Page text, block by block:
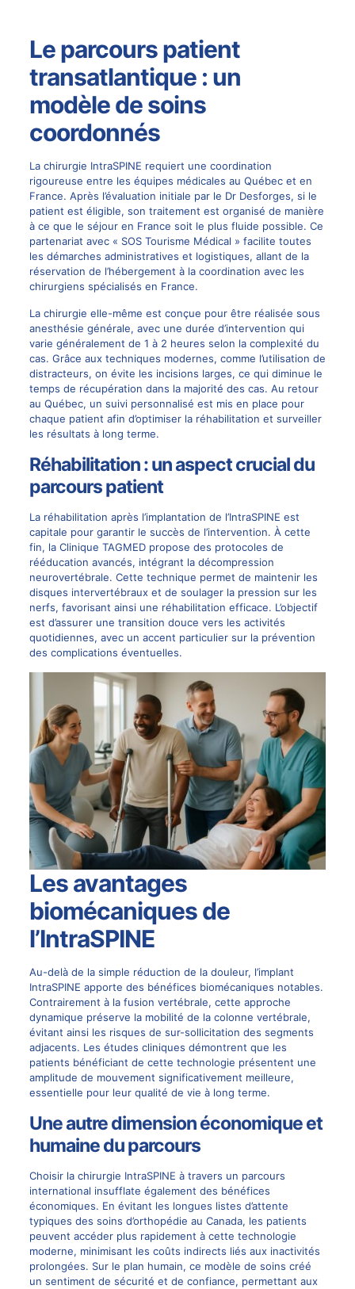
Le parcours patient
transatlantique : un
modèle de soins
coordonnés
La chirurgie IntraSPINE requiert une coordination
rigoureuse entre les équipes médicales au Québec et en
France. Après l’évaluation initiale par le Dr Desforges, si le
patient est éligible, son traitement est organisé de manière
à ce que le séjour en France soit le plus fluide possible. Ce
partenariat avec « SOS Tourisme Médical » facilite toutes
les démarches administratives et logistiques, allant de la
réservation de l’hébergement à la coordination avec les
chirurgiens spécialisés en France.
La chirurgie elle-même est conçue pour être réalisée sous
anesthésie générale, avec une durée d’intervention qui
varie généralement de 1 à 2 heures selon la complexité du
cas. Grâce aux techniques modernes, comme l’utilisation de
distracteurs, on évite les incisions larges, ce qui diminue le
temps de récupération dans la majorité des cas. Au retour
au Québec, un suivi personnalisé est mis en place pour
chaque patient afin d’optimiser la réhabilitation et surveiller
les résultats à long terme.
Réhabilitation : un aspect crucial du
parcours patient
La réhabilitation après l’implantation de l’IntraSPINE est
capitale pour garantir le succès de l’intervention. À cette
fin, la Clinique TAGMED propose des protocoles de
rééducation avancés, intégrant la décompression
neurovertébrale. Cette technique permet de maintenir les
disques intervertébraux et de soulager la pression sur les
nerfs, favorisant ainsi une réhabilitation efficace. L’objectif
est d’assurer une transition douce vers les activités
quotidiennes, avec un accent particulier sur la prévention
des complications éventuelles.
Les avantages
biomécaniques de
l’IntraSPINE
Au-delà de la simple réduction de la douleur, l’implant
IntraSPINE apporte des bénéfices biomécaniques notables.
Contrairement à la fusion vertébrale, cette approche
dynamique préserve la mobilité de la colonne vertébrale,
évitant ainsi les risques de sur-sollicitation des segments
adjacents. Les études cliniques démontrent que les
patients bénéficiant de cette technologie présentent une
amplitude de mouvement significativement meilleure,
essentielle pour leur qualité de vie à long terme.
Une autre dimension économique et
humaine du parcours
Choisir la chirurgie IntraSPINE à travers un parcours
international insufflate également des bénéfices
économiques. En évitant les longues listes d’attente
typiques des soins d’orthopédie au Canada, les patients
peuvent accéder plus rapidement à cette technologie
moderne, minimisant les coûts indirects liés aux inactivités
prolongées. Sur le plan humain, ce modèle de soins créé
un sentiment de sécurité et de confiance, permettant aux